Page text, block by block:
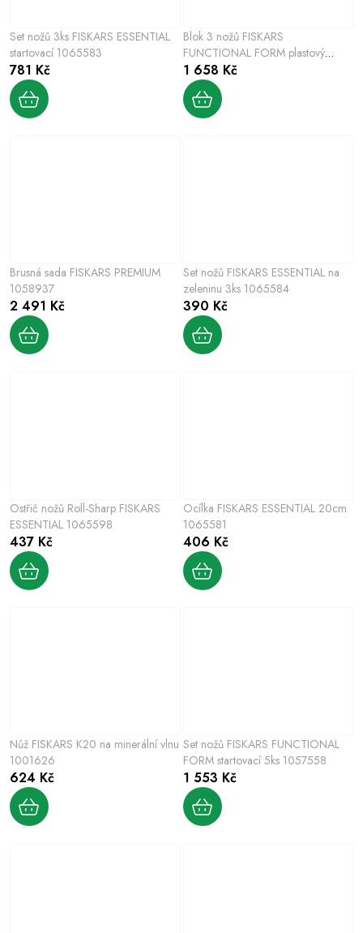
Set nožů 3ks FISKARS ESSENTIAL
startovací 1065583
781 Kč
Blok 3 nožů FISKARS
FUNCTIONAL FORM plastový
1057555
1 658 Kč
Brusná sada FISKARS PREMIUM
1058937
2 491 Kč
Set nožů FISKARS ESSENTIAL na
zeleninu 3ks 1065584
390 Kč
Ostřič nožů Roll-Sharp FISKARS
ESSENTIAL 1065598
437 Kč
Ocílka FISKARS ESSENTIAL 20cm
1065581
406 Kč
Nůž FISKARS K20 na minerální vlnu
1001626
624 Kč
Set nožů FISKARS FUNCTIONAL
FORM startovací 5ks 1057558
1 553 Kč